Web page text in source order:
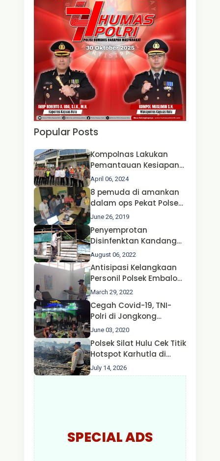
Popular Posts
Kompolnas Lakukan
Pemantauan Kesiapan
Operasi Ketupat 2024 di
Polda Jatim Bersama
Kapolri dan Menteri
Perhubungan
April 06, 2024
8 pemuda di amankan
dalam ops Pekat Polsek
Jongkong
June 26, 2019
Penyemprotan
Disinfenktan Kandang
Ternak Kambing warga
Oleh Satgas Ops Aman
Nusa II Polda Kalbar*
August 06, 2022
Antisipasi Kelangkaan
Personil Polsek Embaloh
Hulu Gencar Lakukan
Pengecekan Oksigen
March 29, 2022
Cegah Covid-19, TNI-
Polri di Jongkong
Himbau Masyarakat
Jangan Kumpul Hinga
Larut Malam.
June 03, 2020
Polsek Silat Hulu Cek Titik
Hotspot Karhutla di
Desa Nanga Dangkan,
Api Ditemukan Sudah
July 14, 2026
SPECIAL ADS